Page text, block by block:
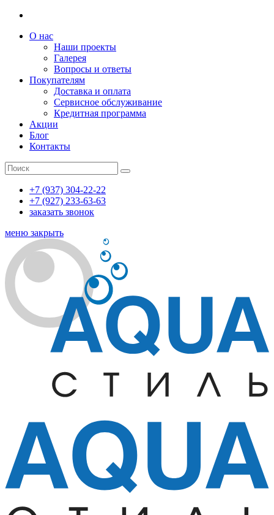
О нас
Наши проекты
Галерея
Вопросы и ответы
Покупателям
Доставка и оплата
Сервисное обслуживание
Кредитная программа
Акции
Блог
Контакты
+7 (937) 304-22-22
+7 (927) 233-63-63
заказать звонок
меню закрыть